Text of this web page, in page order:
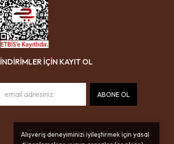
Alışveriş deneyiminizi iyileştirmek için yasal
İNDİRİMLER İÇİN KAYIT OL
ABONE OL